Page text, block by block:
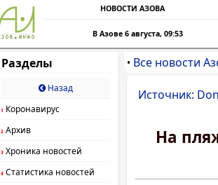
НОВОСТИ АЗОВА
В Азове 6 августа, 09:53
Разделы
Назад
1 Коронавирус
2 Архив
3 Хроника новостей
4 Статистика новостей
• Все новости
Источник:
На